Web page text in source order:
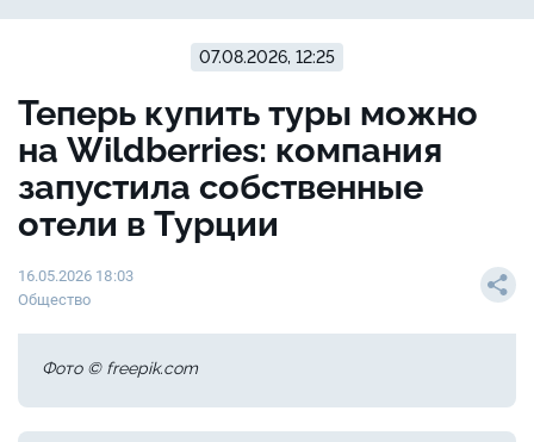
07.08.2026, 12:25
Теперь купить туры можно
на Wildberries: компания
запустила собственные
отели в Турции
16.05.2026 18:03
Общество
Фото © freepik.com